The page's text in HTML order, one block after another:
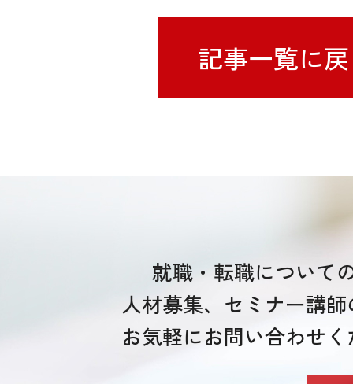
記事一覧に
就職・転職について
人材募集、セミナー講
お気軽にお問い合わせ